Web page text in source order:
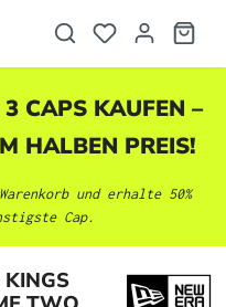
CAPS KAUFEN –
HALBEN PREIS!
und erhalte 50%
Cap.